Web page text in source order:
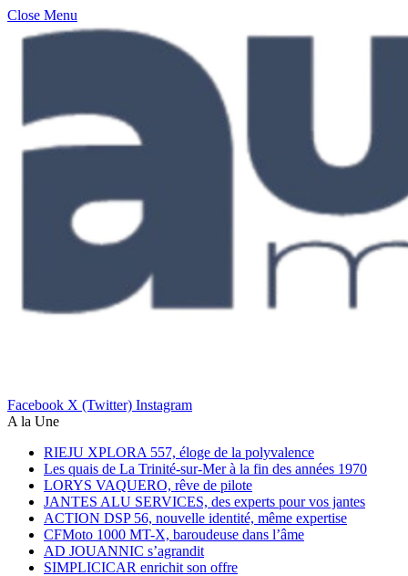
Close Menu
Facebook X (Twitter) Instagram
A la Une
RIEJU XPLORA 557, éloge de la polyvalence
Les quais de La Trinité-sur-Mer à la fin des années 1970
LORYS VAQUERO, rêve de pilote
JANTES ALU SERVICES, des experts pour vos jantes
ACTION DSP 56, nouvelle identité, même expertise
CFMoto 1000 MT-X, baroudeuse dans l’âme
AD JOUANNIC s’agrandit
SIMPLICICAR enrichit son offre